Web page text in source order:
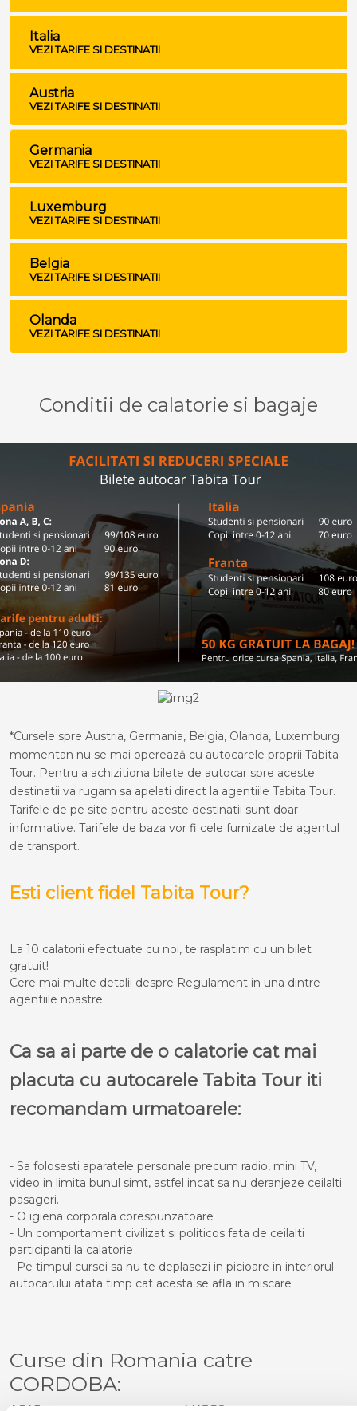
Italia
VEZI TARIFE SI DESTINATII
Austria
VEZI TARIFE SI DESTINATII
Germania
VEZI TARIFE SI DESTINATII
Luxemburg
VEZI TARIFE SI DESTINATII
Belgia
VEZI TARIFE SI DESTINATII
Olanda
VEZI TARIFE SI DESTINATII
Conditii de calatorie si bagaje
*Cursele spre Austria, Germania, Belgia, Olanda, Luxemburg
momentan nu se mai operează cu autocarele proprii Tabita
Tour. Pentru a achizitiona bilete de autocar spre aceste
destinatii va rugam sa apelati direct la agentiile Tabita Tour.
Tarifele de pe site pentru aceste destinatii sunt doar
informative. Tarifele de baza vor fi cele furnizate de agentul
de transport.
Esti client fidel Tabita Tour?
La 10 calatorii efectuate cu noi, te rasplatim cu un bilet
gratuit!
Cere mai multe detalii despre Regulament in una dintre
agentiile noastre.
Ca sa ai parte de o calatorie cat mai
placuta cu autocarele Tabita Tour iti
recomandam urmatoarele:
- Sa folosesti aparatele personale precum radio, mini TV,
video in limita bunul simt, astfel incat sa nu deranjeze ceilalti
pasageri.
- O igiena corporala corespunzatoare
- Un comportament civilizat si politicos fata de ceilalti
participanti la calatorie
- Pe timpul cursei sa nu te deplasezi in picioare in interiorul
autocarului atata timp cat acesta se afla in miscare
Curse din Romania catre
CORDOBA: